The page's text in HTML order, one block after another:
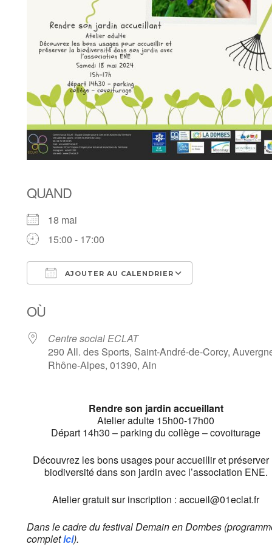
QUAND
18 mai
15:00 - 17:00
AJOUTER AU CALENDRIER
OÙ
Centre social ECLAT
290 All. des Sports, Saint-André-de-Corcy,
Rhône-Alpes, 01390, Ain
Rendre son jardin accueillant
Atelier adulte 15h00-17h00
Départ 14h30 – parking du collège – covoiturage
Découvrez les bons usages pour accueillir et préserver
biodiversité dans son jardin avec l’association ENE.
Atelier gratuit sur inscription : accueil@01eclat.fr
Dans le cadre du festival Demain en Dombes
completici).